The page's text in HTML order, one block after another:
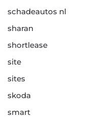
schadeautos nl
sharan
shortlease
site
sites
skoda
smart